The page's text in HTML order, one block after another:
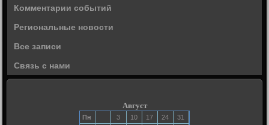
Комментарии событий
Региональные новости
Все записи
Связь с нами
Август
Пн 3 10 17 24
31